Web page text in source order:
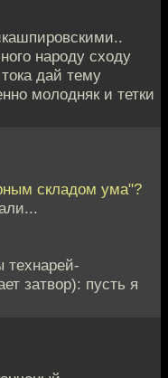
народу сходу
дай тему
молодняк и тетки
складом ума"?
технарей-
затвор): пусть я